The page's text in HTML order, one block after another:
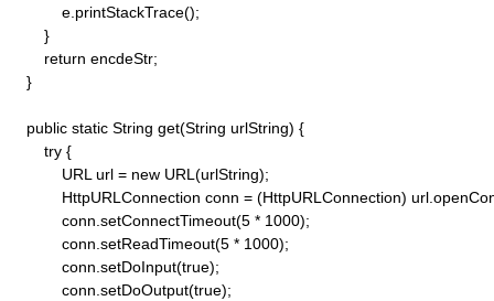
            e.printStackTrace();
        }
        return encdeStr;
    }
    public static String get(String urlString) {
        try {
            URL url = new URL(urlString);
HttpURLConnection conn = (HttpURLConnection)
            conn.setConnectTimeout(5 * 1000);
            conn.setReadTimeout(5 * 1000);
            conn.setDoInput(true);
            conn.setDoOutput(true);